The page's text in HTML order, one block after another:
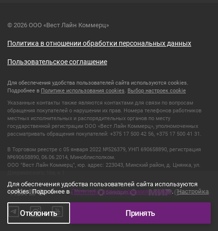
© 2026 ООО «Вест Лайн Коммерц»
Политика в отношении обработки персональных данных
Пользовательское соглашение
Для обеспечения удобства пользователей сайта используются cookies.
Подробнее в Политике использования cookies. Выбор настроек cookie
Указанные контакты также являются контактами для связи по вопросам
обращения покупателей о нарушении их прав. Номера телефонов работников
местных исполнительных и распорядительных органов по месту
государственной регистрации ООО «Вест Лайн Коммерц», уполномоченных
рассматривать обращения покупателей: +375 17 500 42 56, +375 17 500 41 31.
В Торговом реестре с 05 января 2022 №526379, УНП 690658890, регистрация
№690658890, 06.06.2014, Миноблисполком.
ООО "Вест Лайн Коммерц", юр. адрес: 223043, Минский район, д. Цнянка, ул.
Для обеспечения удобства пользователей сайта используются
cookies. Подробнее в Политике использования cookies. Настройка
Отклонить Принять